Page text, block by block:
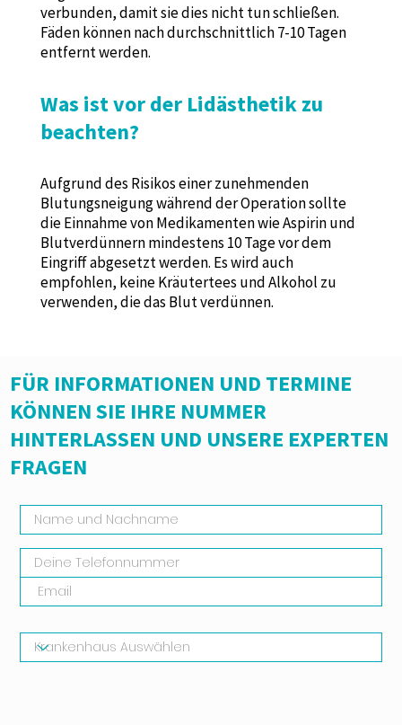
verbunden, damit sie dies nicht tun schließen.
Fäden können nach durchschnittlich 7-10 Tagen
entfernt werden.
Was ist vor der Lidästhetik zu
beachten?
Aufgrund des Risikos einer zunehmenden
Blutungsneigung während der Operation sollte
die Einnahme von Medikamenten wie Aspirin und
Blutverdünnern mindestens 10 Tage vor dem
Eingriff abgesetzt werden. Es wird auch
empfohlen, keine Kräutertees und Alkohol zu
verwenden, die das Blut verdünnen.
FÜR INFORMATIONEN UND TERMINE
KÖNNEN SIE IHRE NUMMER
HINTERLASSEN UND UNSERE EXPERTEN
FRAGEN